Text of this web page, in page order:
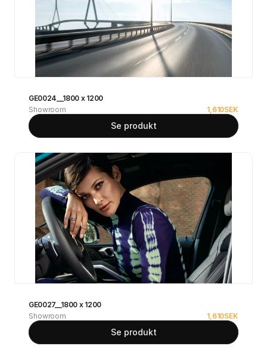
GE0024__1800 x 1200
Showroom
1,610SEK
Se produkt
GE0027__1800 x 1200
Showroom
1,610SEK
Se produkt